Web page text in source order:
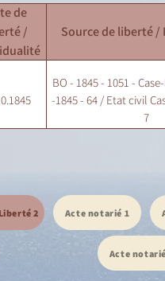
de
/
Source de liberté
BO - 1845 - 1051 -
-1845 - 64 / Etat civil
7
2 Acte notarié 1
Acte